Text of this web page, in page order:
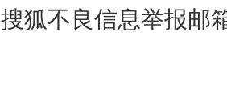
搜狐不良信息举报邮